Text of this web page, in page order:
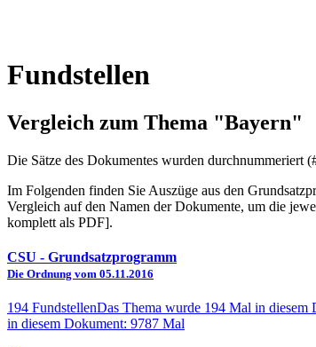
Fundstellen
Vergleich zum Thema "Bayern"
Die Sätze des Dokum­entes wurden durch­nummeriert
Im Folgenden finden Sie Auszüge aus den
Vergleich auf den Namen der Dokumente, um die
komplett als PDF].
CSU - Grundsatzprogramm
Die Ordnung vom 05.11.2016
194 FundstellenDas Thema wurde 194 Mal in diesem
in diesem Dokument: 9787 Mal